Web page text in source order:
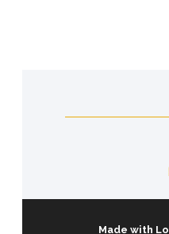
Made with